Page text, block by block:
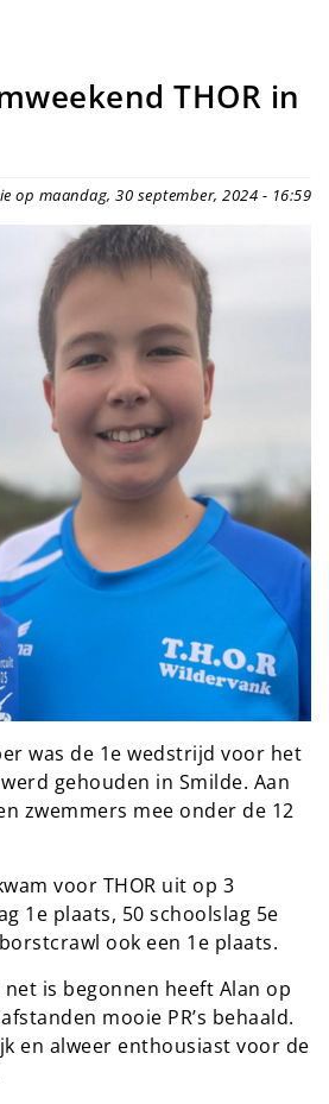
THOR in
op maandag, 30 september, 2024 - 16:59
was de 1e wedstrijd voor het
gehouden in Smilde. Aan
zwemmers mee onder de 12
voor THOR uit op 3
1e plaats, 50 schoolslag 5e
ook een 1e plaats.
is begonnen heeft Alan op
mooie PR’s behaald.
en alweer enthousiast voor de